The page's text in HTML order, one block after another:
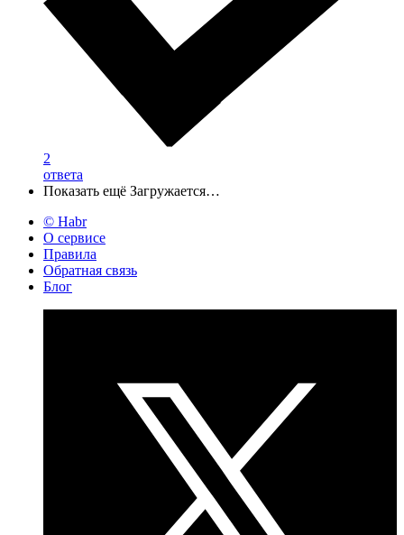
2
ответа
Показать ещё Загружается…
© Habr
О сервисе
Правила
Обратная связь
Блог